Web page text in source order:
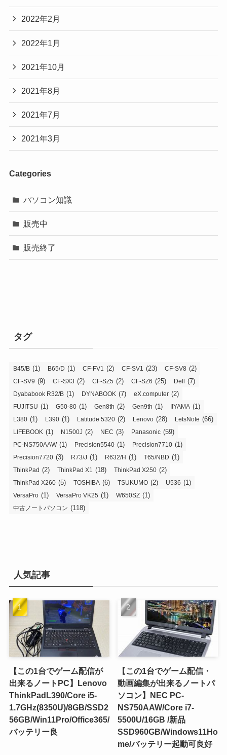
2022年2月
2022年1月
2021年10月
2021年8月
2021年7月
2021年3月
Categories
パソコン知識
販売中
販売終了
タグ
B45/B (1) B65/D (1) CF-FV1 (2) CF-SV1 (23) CF-SV8 (2)
CF-SV9 (9) CF-SX3 (2) CF-SZ5 (2) CF-SZ6 (25) Dell (7)
Dyababook R32/B (1) DYNABOOK (7) eX.computer (2)
FUJITSU (1) G50-80 (1) Gen8th (2) Gen9th (1) IIYAMA (1)
L380 (1) L390 (1) Latitude 5320 (2) Lenovo (28) LetsNote (66)
LIFEBOOK (1) N1500J (2) NEC (3) Panasonic (59)
PC-NS750AAW(1) Precision5540 (1) Precision7710 (1)
Precision7720 (3) R73/J (1) R632/H (1) T65/NBD (1)
ThinkPad (2) ThinkPad X1 (18) ThinkPad X250 (2)
ThinkPad X260 (5) TOSHIBA (6) TSUKUMO (2) U536 (1)
VersaPro (1) VersaPro VK25 (1) W650SZ (1)
中古ノートパソコン (118)
人気記事
【この1台でゲーム配信が
出来るノートPC】Lenovo
ThinkPadL390/Core i5-
1.7GHz(8350U)/8GB/SSD2
56GB/Win11Pro/Office365/
バッテリー良
【この1台でゲーム配信・
動画編集が出来るノートパ
ソコン】NEC PC-
NS750AAW/Core i7-
5500U/16GB /新品
SSD960GB/Windows11Ho
me/バッテリー起動可良好